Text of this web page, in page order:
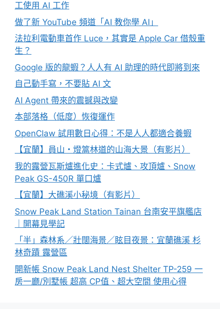
工使用 AI 工作
做了新 YouTube 頻道「AI 教你學 AI」
法拉利電動車首作 Luce，其實是 Apple Car 借殼重
生？
Google 版的龍蝦？人人有 AI 助理的時代即將到來
自己動手寫，不要貼 AI 文
AI Agent 帶來的震撼與改變
本部落格（低度）恢復運作
OpenClaw 試用數日心得：不是人人都適合養蝦
【宜蘭】員山・燈篙林道的山海大景（有影片）
我的露營瓦斯爐進化史：卡式爐、攻頂爐、Snow
Peak GS-450R 單口爐
【宜蘭】大礁溪小秘境（有影片）
Snow Peak Land Station Tainan 台南安平旗艦店
｜開幕見學記
「半」森林系／壯闊海景／眩目夜景：宜蘭礁溪 杉
林奇蹟 露營區
開新帳 Snow Peak Land Nest Shelter TP-259 一
房一廳/別墅帳 超高 CP值、超大空間 使用心得